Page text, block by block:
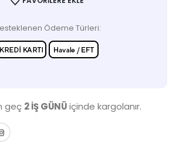
Ödeme Türleri:
geç 2 İŞ GÜNÜiçinde kargolanır.